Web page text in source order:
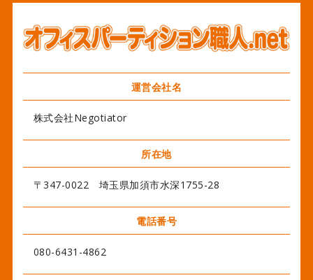
運営会社名
株式会社Negotiator
所在地
〒347-0022 埼玉県加須市水深1755-28
電話番号
080-6431-4862